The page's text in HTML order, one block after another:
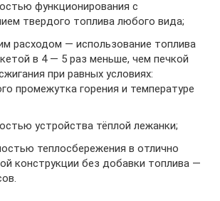
функционирования с
твердого топлива любого вида;
расходом — использование топлива
в 4 — 5 раз меньше, чем печкой
при равных условиях:
промежутка горения и температуре
устройства тёплой лежанки;
теплосбережения в отлично
конструкции без добавки топлива —